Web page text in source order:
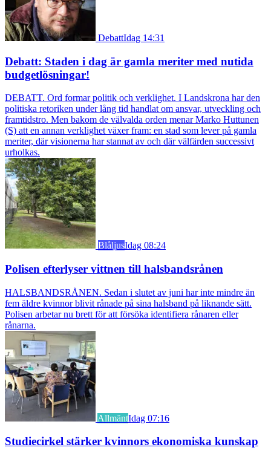
DebattIdag 14:31
Debatt: Staden i dag är gamla meriter med nutida
budgetlösningar!
DEBATT. Ord formar politik och verklighet. I Landskrona har den
politiska retoriken under lång tid handlat om ansvar, utveckling och
framtidstro. Men bakom de välvalda orden menar Marko Huttunen
(S) att en annan verklighet växer fram: en stad som lever på gamla
meriter, där visionerna har stannat av och där välfärden successivt
urholkas.
BlåljusIdag 08:24
Polisen efterlyser vittnen till halsbandsrånen
HALSBANDSRÅNEN. Sedan i slutet av juni har inte mindre än
fem äldre kvinnor blivit rånade på sina halsband på liknande sätt.
Polisen arbetar nu brett för att försöka identifiera rånaren eller
rånarna.
AllmäntIdag 07:16
Studiecirkel stärker kvinnors ekonomiska kunskap